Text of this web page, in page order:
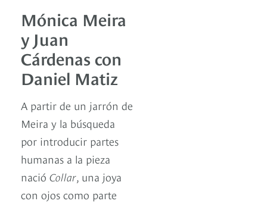
Mónica Meira
y Juan
Cárdenas con
Daniel Matiz
A partir de un jarrón de
Meira y la búsqueda
por introducir partes
humanas a la pieza
nació Collar, una joya
con ojos como parte